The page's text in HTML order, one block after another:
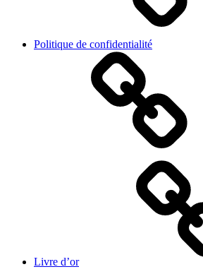
Politique de confidentialité
Livre d’or